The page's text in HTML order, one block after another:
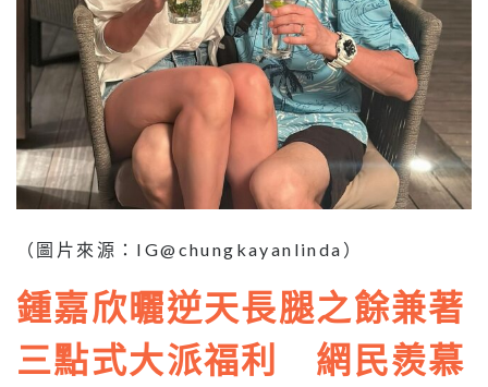
（圖片來源：IG@chungkayanlinda）
鍾嘉欣曬逆天長腿之餘兼著
三點式大派福利 網民羨慕